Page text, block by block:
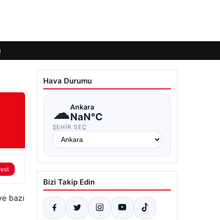
bazı
Hava Durumu
☁Ankara
NaN°C
ŞEHIR SEÇ
Bizi Takip Edin